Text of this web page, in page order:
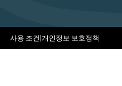
사용 조건|개인정보 보호정책